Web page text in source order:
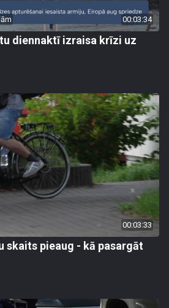
00:03:34
diennaktī izraisa krīzi uz
00:03:33
skaits pieaug - kā pasargāt